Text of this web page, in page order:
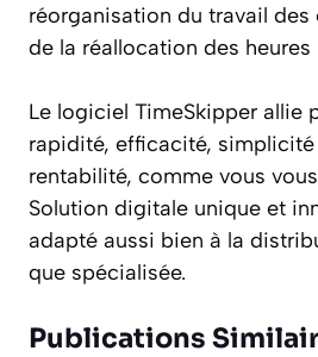
réorganisation du travail des
de la réallocation des heures
Le logiciel TimeSkipper allie
rapidité, efficacité,
rentabilité, comme vous
Solution digitale unique et
adapté aussi bien à la
que spécialisée.
Publications